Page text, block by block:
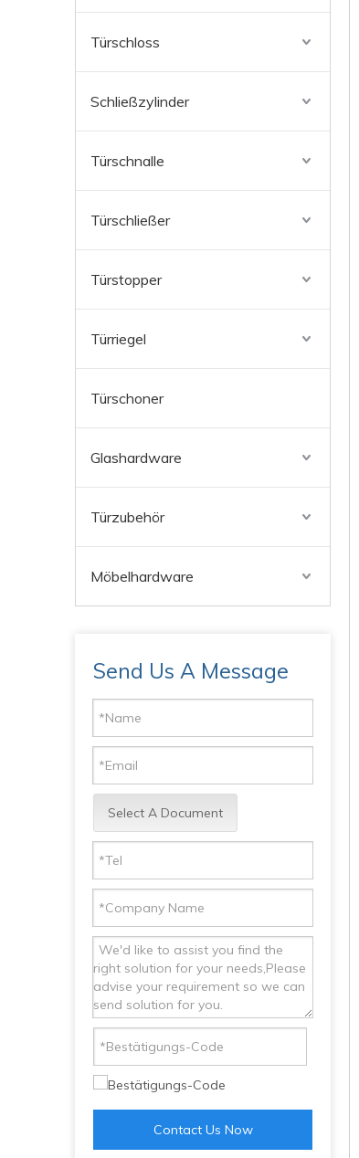
Türschloss
Schließzylinder
Türschnalle
Türschließer
Türstopper
Türriegel
Türschoner
Glashardware
Türzubehör
Möbelhardware
Send Us A Message
Select A Document
Contact Us Now